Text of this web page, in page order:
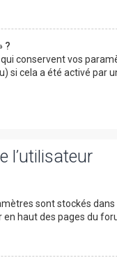
?
conservent vos
si cela a été activé
l’utilisateur
sont stockés
haut des pages du